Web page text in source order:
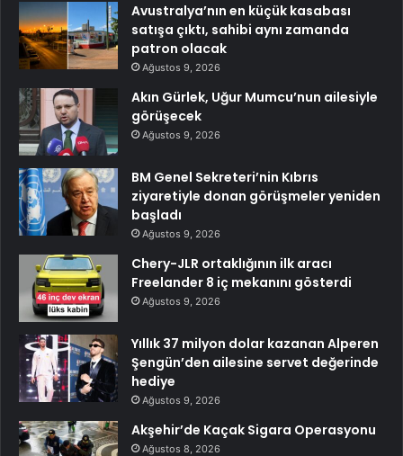
Avustralya’nın en küçük kasabası
satışa çıktı, sahibi aynı zamanda
patron olacak
Ağustos 9, 2026
Akın Gürlek, Uğur Mumcu’nun ailesiyle
görüşecek
Ağustos 9, 2026
BM Genel Sekreteri’nin Kıbrıs
ziyaretiyle donan görüşmeler yeniden
başladı
Ağustos 9, 2026
Chery-JLR ortaklığının ilk aracı
Freelander 8 iç mekanını gösterdi
Ağustos 9, 2026
Yıllık 37 milyon dolar kazanan Alperen
Şengün’den ailesine servet değerinde
hediye
Ağustos 9, 2026
Akşehir’de Kaçak Sigara Operasyonu
Ağustos 8, 2026